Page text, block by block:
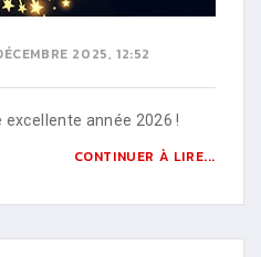
2025, 12:52
excellente année 2026 !
CONTINUER À LIRE...